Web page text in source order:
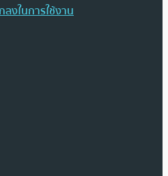
งในการใช้งาน